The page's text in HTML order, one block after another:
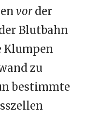
vor der
Blutbahn
Klumpen
zu
bestimmte